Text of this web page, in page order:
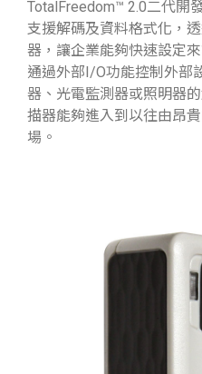
TotalFreedom™ 2.0二代開
支援解碼及資料格式化，
器，讓企業能夠快速設定
通過外部I/O功能控制外部
器、光電監測器或照明器
描器能夠進入到以往由昂
場。